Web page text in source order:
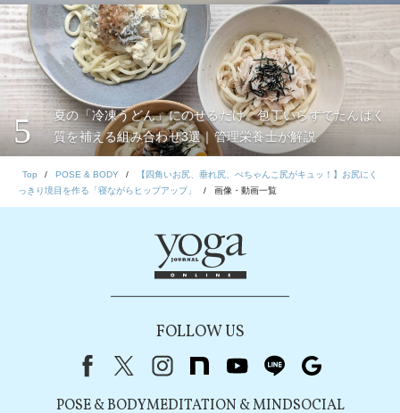
5
夏の「冷凍うどん」にのせるだけ。包丁いらずでたんぱく
質を補える組み合わせ3選｜管理栄養士が解説
Top POSE & BODY
【四角いお尻、垂れ尻、ぺちゃんこ尻がキュッ！】お尻にく
っきり境目を作る「寝ながらヒップアップ」
画像・動画一覧
FOLLOW US
FacebookX（旧Twitter）
instagram
note youtubeline
POSE & BODYMEDITATION & MINDSOCIAL